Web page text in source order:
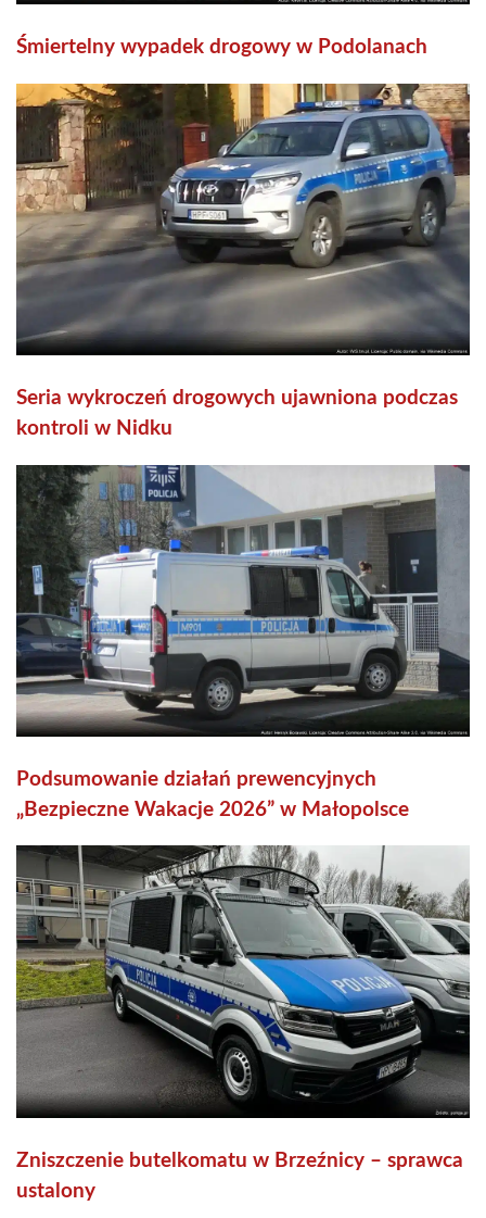
Śmiertelny wypadek drogowy w Podolanach
Seria wykroczeń drogowych ujawniona podczas
kontroli w Nidku
Podsumowanie działań prewencyjnych
„Bezpieczne Wakacje 2026” w Małopolsce
Zniszczenie butelkomatu w Brzeźnicy – sprawca
ustalony